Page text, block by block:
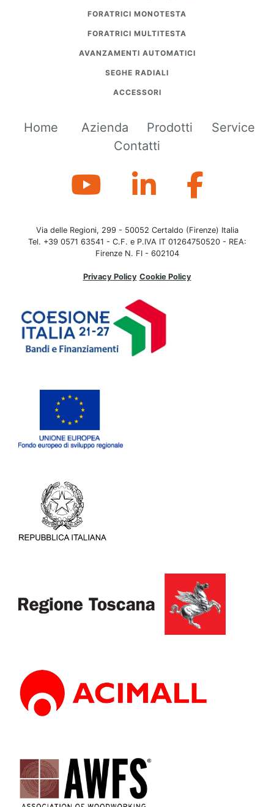
FORATRICI MONOTESTA
FORATRICI MULTITESTA
AVANZAMENTI AUTOMATICI
SEGHE RADIALI
ACCESSORI
Home Azienda Prodotti
Service
Contatti
Via delle Regioni, 299 - 50052 Certaldo (Firenze) Italia
Tel. +39 0571 63541 - C.F. e P.IVA IT 01264750520 - REA:
Firenze N. FI - 602104
Privacy Policy Cookie Policy